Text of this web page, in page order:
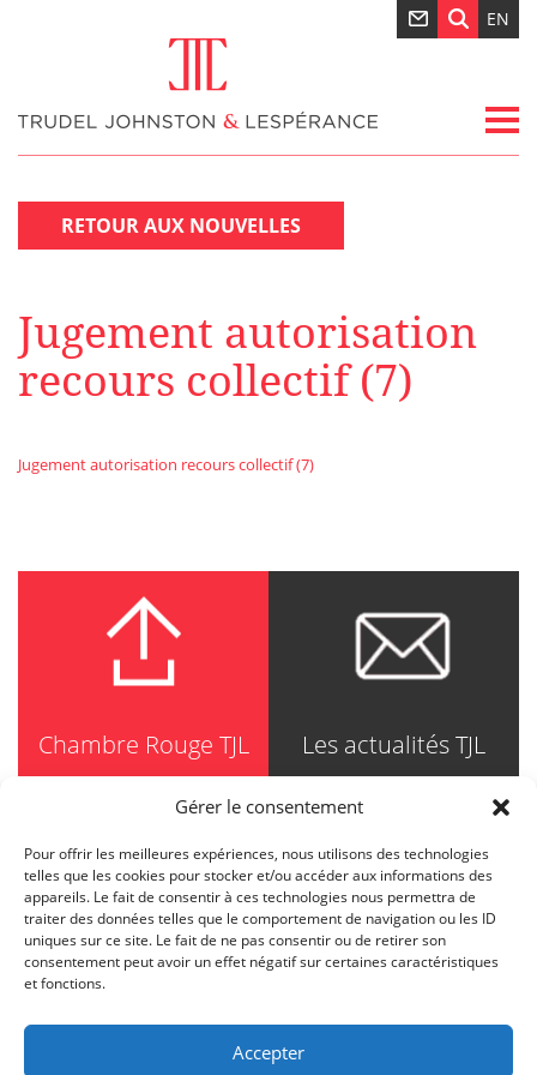
Gérer le consentement
Pour offrir les meilleures expériences, nous utilisons des technologies
telles que les cookies pour stocker et/ou accéder aux informations des
appareils. Le fait de consentir à ces technologies nous permettra de
traiter des données telles que le comportement de navigation ou les ID
uniques sur ce site. Le fait de ne pas consentir ou de retirer son
consentement peut avoir un effet négatif sur certaines caractéristiques
et fonctions.
Accepter
EN
RETOUR AUX NOUVELLES
Jugement autorisation
recours collectif (7)
Jugement autorisation recours collectif (7)
Chambre Rouge TJL Les actualités TJL
TRUDEL JOHNSTON & LESPÉRANCE
Avocats / Barristers & Solicitors
750, Côte de la Place d'Armes, Suite 90
Montréal (Quebec) H2Y 2X8
T514 871-8385
1-844-588-8385
info@tjl.quebec